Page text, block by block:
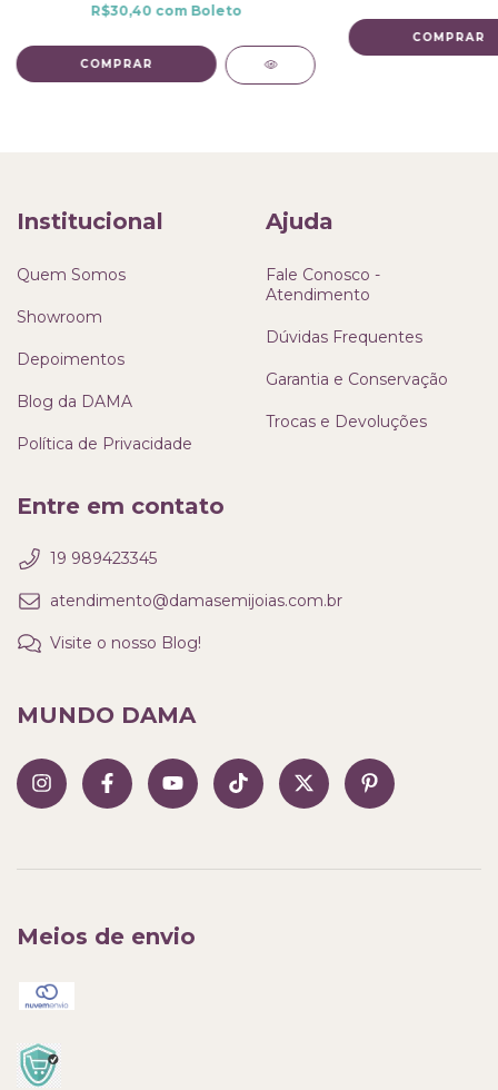
R$30,40 com Boleto
Institucional
Quem Somos
Showroom
Depoimentos
Blog da DAMA
Política de Privacidade
Ajuda
Fale Conosco -
Atendimento
Dúvidas Frequentes
Garantia e Conservação
Trocas e Devoluções
Entre em contato
19 989423345
atendimento@damasemijoias.com.br
Visite o nosso Blog!
MUNDO DAMA
Meios de envio